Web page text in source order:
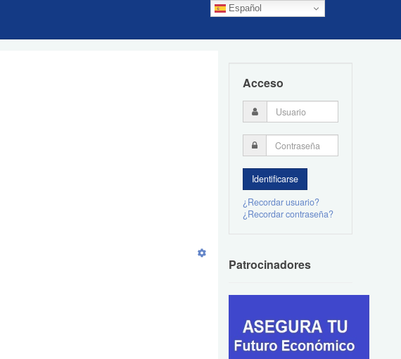
Español
Acceso
¿Recordar usuario?
¿Recordar contraseña?
Patrocinadores